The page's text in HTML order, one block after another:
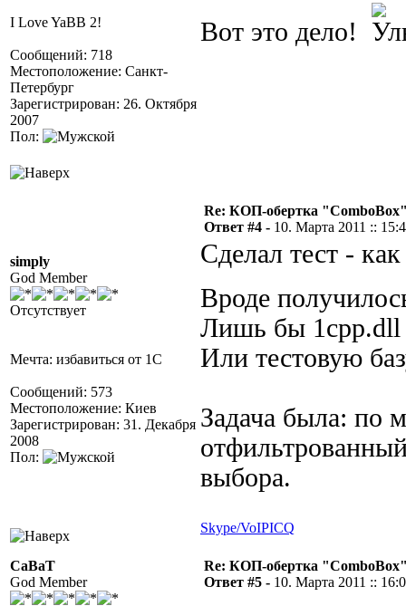
I Love YaBB 2!
Сообщений: 718
Местоположение: Санкт-
Петербург
Зарегистрирован: 26. Октября
2007
Пол:
Вот это дело!
simply
God Member
Отсутствует
Мечта: избавиться от 1С
Сообщений: 573
Местоположение: Киев
Зарегистрирован: 31. Декабря
2008
Пол:
Re: КОП-обертка
Ответ #4 - 10. Марта 2011 ::
Сделал тест -
Вроде
Лишь бы 1cpp.dll
Или тестовую
Задача была: по
выбора.
Skype/VoIPICQ
CaBaT
God Member
Re: КОП-обертка
Ответ #5 - 10. Марта 2011 ::